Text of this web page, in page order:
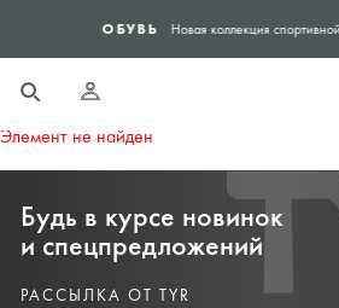
ЯНДЕКС ЭКСПРЕСС
Элемент не найден
Будь в курсе новинок
и спецпредложений
РАССЫЛКА ОТ TYR